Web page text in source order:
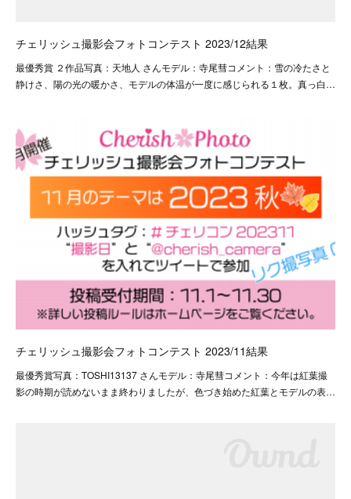
チェリッシュ撮影会フォトコンテスト 2023/12結果
最優秀賞 ２作品写真：天地人 さんモデル：寺尾彗コメント：雪の冷たさと
静けさ、陽の光の暖かさ、モデルの体温が一度に感じられる１枚。真っ白…
チェリッシュ撮影会フォトコンテスト 2023/11結果
最優秀賞写真：TOSHI13137 さんモデル：寺尾彗コメント：今年は紅葉撮
影の時期が読めないまま終わりましたが、色づき始めた紅葉とモデルの表…